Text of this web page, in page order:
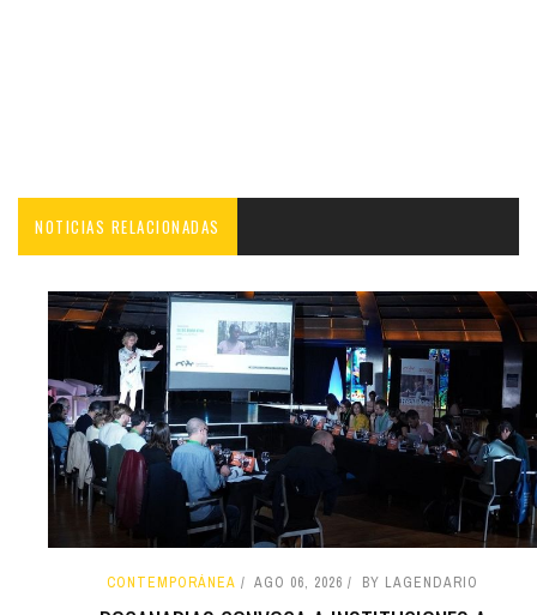
NOTICIAS RELACIONADAS
CONTEMPORÁNEA AGO 06, 2026 BY LAGENDARIO